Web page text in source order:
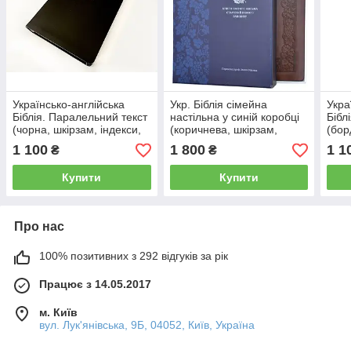
Українсько-англійська
Біблія. Паралельний текст
(чорна, шкірзам, індекси,
золото, без застібки,
18х25)
1 100 ₴
Купити
Укр. Біблія сімейна
настільна у синій коробці
(коричнева, шкірзам,
золото, індекси, без
застібки, 21х30)
1 800₴
Купити
1
Про нас
100% позитивних з 292 відгуків за рік
Працює з 14.05.2017
м. Київ
вул. Лук'янівська, 9Б, 04052, Київ, Україна